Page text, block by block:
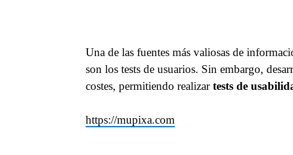
Una de las fuentes más valiosas de
son los tests de usuarios. Sin embargo,
costes, permitiendo realizartests de
https://mupixa.com